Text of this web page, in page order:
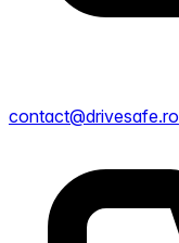
contact@drivesafe.ro